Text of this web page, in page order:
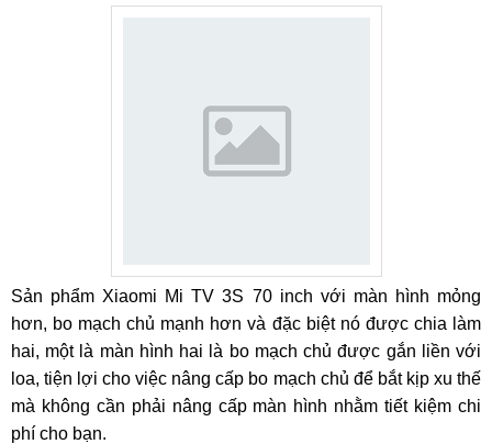
Sản phẩm Xiaomi Mi TV 3S 70 inch với màn hình mỏng
hơn, bo mạch chủ mạnh hơn và đặc biệt nó được chia làm
hai, một là màn hình hai là bo mạch chủ được gắn liền với
loa, tiện lợi cho việc nâng cấp bo mạch chủ để bắt kịp xu thế
mà không cần phải nâng cấp màn hình nhằm tiết kiệm chi
phí cho bạn.